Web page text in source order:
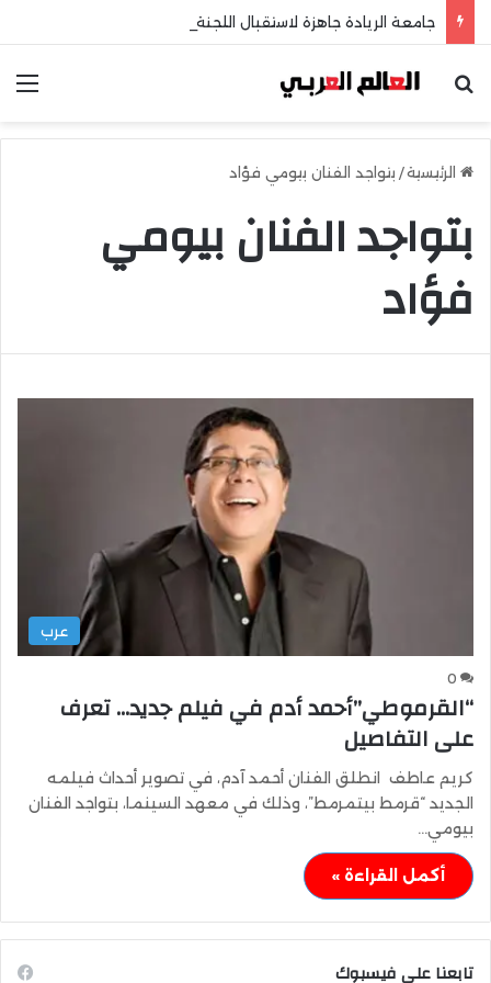
بحث عن
الرئيسية/ بتواجد الفنان بيومي فؤاد
بتواجد الفنان بيومي
فؤاد
عرب
0
“القرموطي”أحمد أدم في فيلم جديد… تعرف
على التفاصيل
كريم عاطف انطلق الفنان أحمد آدم، في تصوير أحداث فيلمه
الجديد “قرمط بيتمرمط”، وذلك في معهد السينما، بتواجد الفنان
بيومي…
أكمل القراءة »
تابعنا على فيسبوك